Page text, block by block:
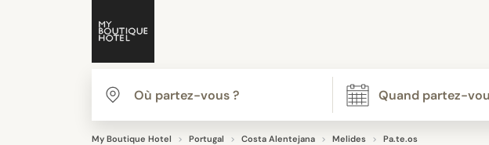
My Boutique Hotel Portugal Costa Alentejana Melides Pa.te.os